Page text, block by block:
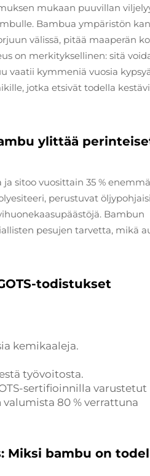
mukaan puuvillan
Bambua ympäristön
välissä, pitää maaperän
on merkityksellinen: sitä
vaatii kymmeniä vuosia
jotka etsivät todella
ylittää
sitoo vuosittain 35 %
perustuvat
Bambun
pesujen tarvetta, mikä
todistukset
kemikaaleja.
työvoitosta.
sertifioinnilla varustetut
80 % verrattuna
Miksi bambu on